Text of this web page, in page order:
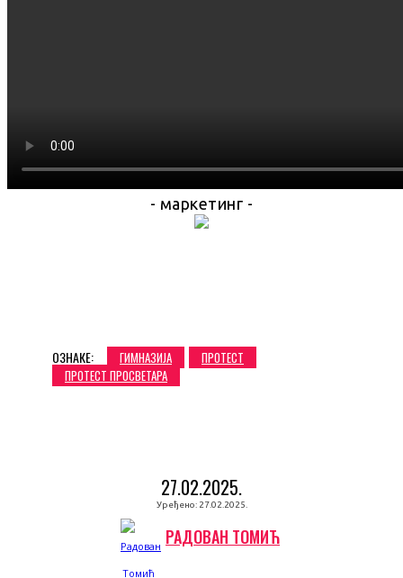
- маркетинг -
ОЗНАКЕ: ГИМНАЗИЈА
ПРОТЕСТ
ПРОТЕСТ ПРОСВЕТАРА
27.02.2025.
Уређено: 27.02.2025.
РАДОВАН ТОМИЋ